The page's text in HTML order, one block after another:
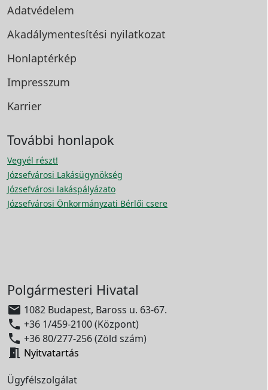
Adatvédelem
Akadálymentesítési nyilatkozat
Honlaptérkép
Impresszum
Karrier
További honlapok
Vegyél részt!
Józsefvárosi Lakásügynökség
Józsefvárosi lakáspályázato
Józsefvárosi Önkormányzati Bérlői csere
Polgármesteri Hivatal
 1082 Budapest, Baross u. 63-67.
 +36 1/459-2100 (Központ)
 +36 80/277-256 (Zöld szám)
 Nyitvatartás
Ügyfélszolgálat